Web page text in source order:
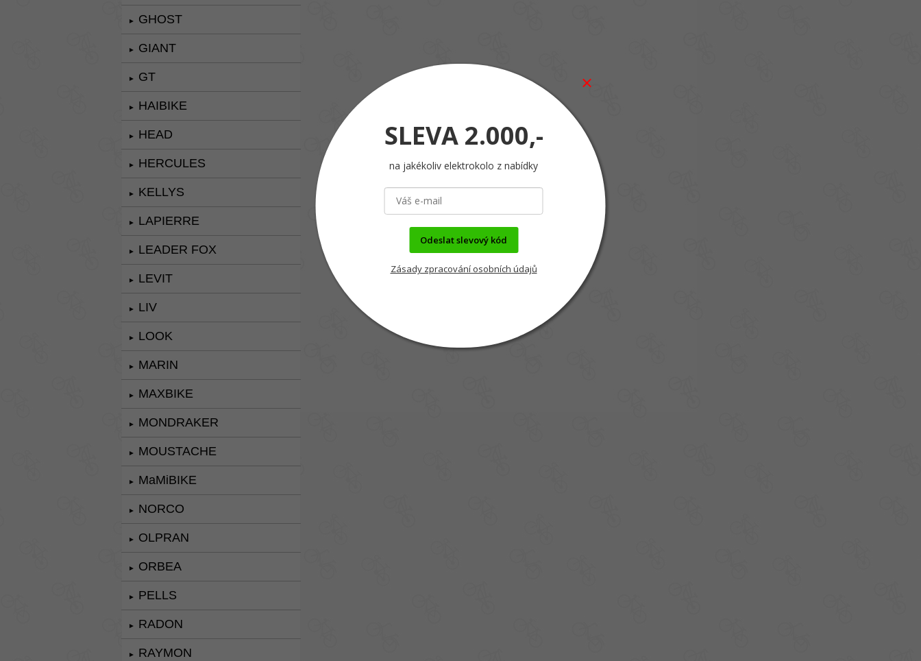
► GHOST
► GIANT
► GT
► HAIBIKE
► HEAD
► HERCULES
► KELLYS
► LAPIERRE
► LEADER FOX
► LEVIT
► LIV
► LOOK
► MARIN
► MAXBIKE
► MONDRAKER
► MOUSTACHE
► MaMiBIKE
► NORCO
► OLPRAN
► ORBEA
► PELLS
► RADON
► RAYMON
SLEVA 2.000,-
na jakékoliv elektrokolo z nabídky
Odeslat slevový kód
Zásady zpracování osobních údajů